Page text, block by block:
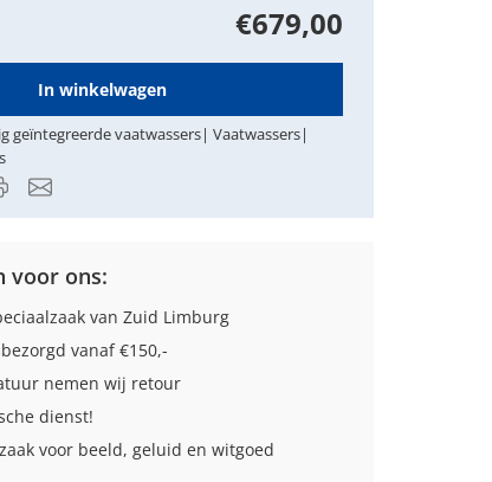
€679,00
In winkelwagen
geïntegreerde vaatwassers| Vaatwassers|
Product PDF
Email
voor ons:
van Zuid Limburg
vanaf €150,-
nemen wij retour
dienst!
voor beeld, geluid en witgoed